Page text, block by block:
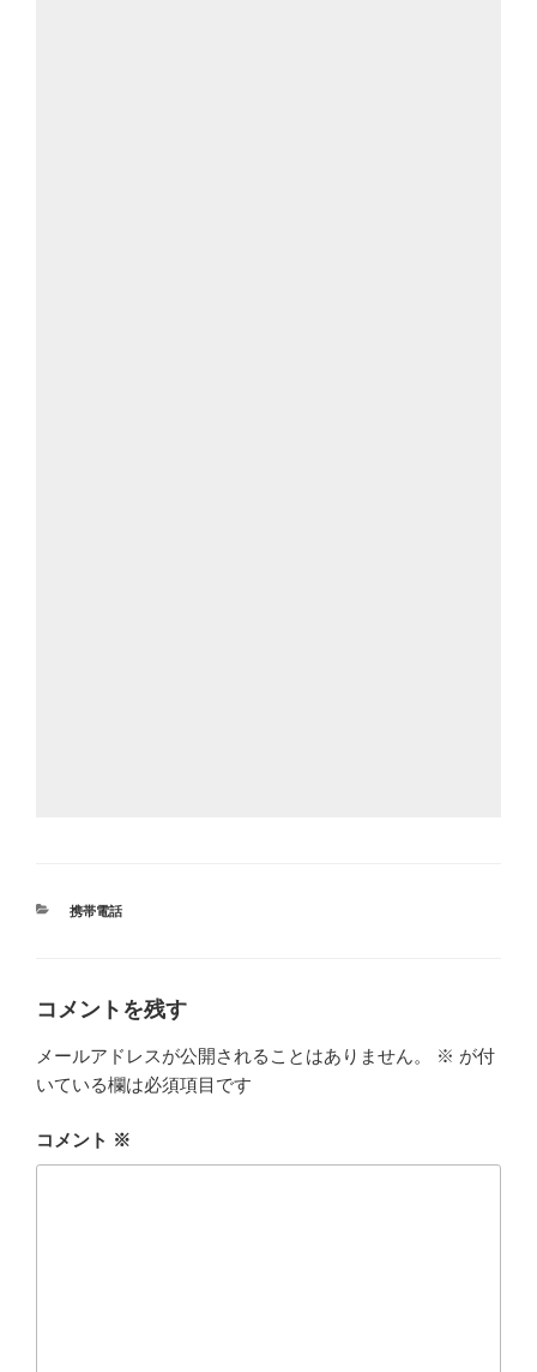
カ
携帯電話
コメントを残す
メールアドレスが公開されることはありません。 ※ が付
いている欄は必須項目です
コメント ※